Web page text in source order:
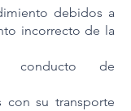
debidos a
incorrecto de la
conducto de
con su transporte